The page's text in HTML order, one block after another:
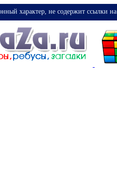
характер, не содержит ссылки